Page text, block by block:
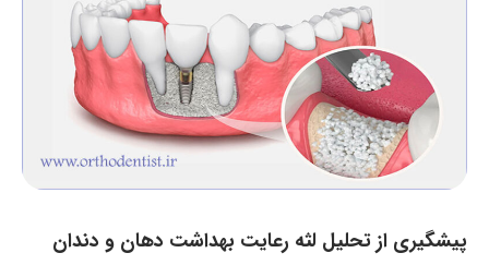
پیشگیری از تحلیل لثه رعایت بهداشت دهان و دندان